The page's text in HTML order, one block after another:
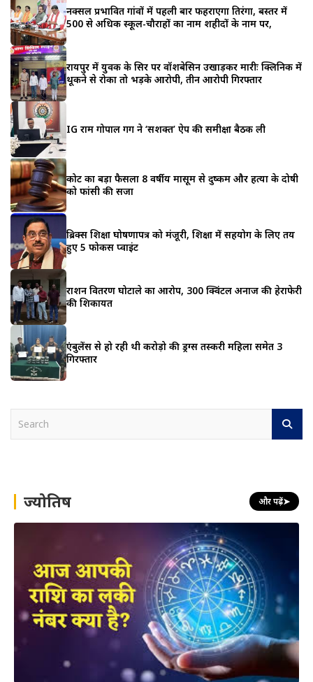
नक्सल प्रभावित गांवों में पहली बार फहराएगा तिरंगा, बस्तर में
500 से अधिक स्कूल-चौराहों का नाम शहीदों के नाम पर,
रायपुर में युवक के सिर पर वॉशबेसिन उखाड़कर मारीः क्लिनिक में
थूकने से रोका तो भड़के आरोपी, तीन आरोपी गिरफ्तार
IG राम गोपाल गर्ग ने ‘सशक्त’ ऐप की समीक्षा बैठक ली
कोर्ट का बड़ा फैसला 8 वर्षीय मासूम से दुष्कर्म और हत्या के दोषी
को फांसी की सजा
ब्रिक्स शिक्षा घोषणापत्र को मंजूरी, शिक्षा में सहयोग के लिए तय
हुए 5 फोकस प्वाइंट
राशन वितरण घोटाले का आरोप, 300 क्विंटल अनाज की हेराफेरी
की शिकायत
एंबुलेंस से हो रही थी करोड़ो की ड्रग्स तस्करी महिला समेत 3
गिरफ्तार
h ज्योतिष और पढ़ें➤